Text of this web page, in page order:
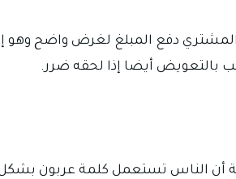
المشتري دفع المبلغ لغرض واضح وهو
بالتعويض أيضا إذا لحقه ضرر.
أن الناس تستعمل كلمة عربون بشكل